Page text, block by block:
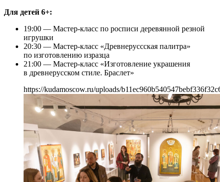
Для детей 6+:
19:00 — Мастер-класс по росписи деревянной резной
игрушки
20:30 — Мастер-класс «Древнеруссская палитра»
по изготовлению изразца
21:00 — Мастер-класс «Изготовление украшения
в древнерусском стиле. Браслет»
https://kudamoscow.ru/uploads/